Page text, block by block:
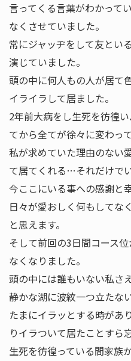
言ってくる言葉がわかって
なくさせていました。
常にジャッヂをして友とい
演じていました。
頭の中に何人もの人が居て
イライラして居ました。
2年前大病をし生死を彷徨
てから全てが徐々に変わっ
私が求めていた理由のない
て居てくれる…それだけで
今ここにいる事への感謝と
日々が愛おしく何もしてな
と思えます。
そして前回の3日間コース
なくなりました。
頭の中には誰もいない私さ
静かな湖に波紋一つ立たな
たまにイラッとする時があ
りイラついて居たことすら
生死を彷徨っている間家族